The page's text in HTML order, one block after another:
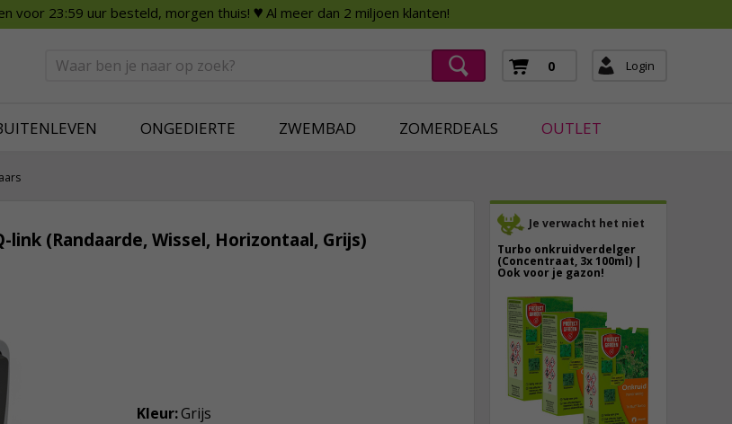
voor 23:59 uur besteld, morgen thuis! ♥ Al meer dan 2 miljoen klanten!
0 Login
ONGEDIERTE ZWEMBAD ZOMERDEALS OUTLET
Smart Home
Deurbellen
Slimme beveiliging
Je verwacht het niet
Turbo onkruidverdelger
(Concentraat, 3x 100ml) |
Ook voor je gazon!
40,
(Randaarde, Wissel, Horizontaal, Grijs)
Kleur:Grijs